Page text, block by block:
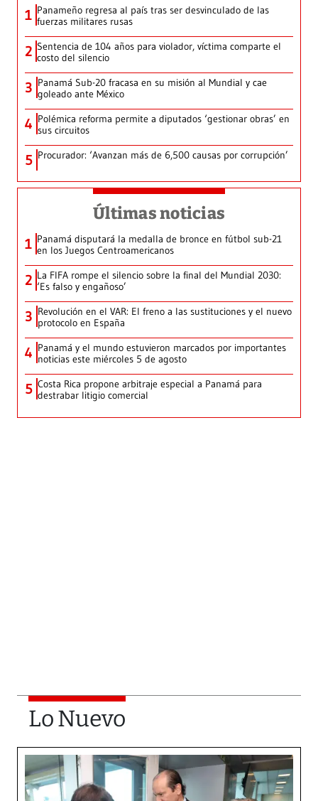
1 Panameño regresa al país tras ser desvinculado de las
fuerzas militares rusas
2 Sentencia de 104 años para violador, víctima comparte el
costo del silencio
3 Panamá Sub-20 fracasa en su misión al Mundial y cae
goleado ante México
4 Polémica reforma permite a diputados ‘gestionar obras’ en
sus circuitos
5 Procurador: ‘Avanzan más de 6,500 causas por corrupción’
Últimas noticias
1 Panamá disputará la medalla de bronce en fútbol sub-21
en los Juegos Centroamericanos
2 La FIFA rompe el silencio sobre la final del Mundial 2030:
‘Es falso y engañoso’
3 Revolución en el VAR: El freno a las sustituciones y el nuevo
protocolo en España
4 Panamá y el mundo estuvieron marcados por importantes
noticias este miércoles 5 de agosto
5 Costa Rica propone arbitraje especial a Panamá para
destrabar litigio comercial
Lo Nuevo